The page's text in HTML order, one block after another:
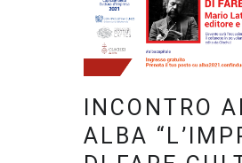
INCONTRO
ALBA